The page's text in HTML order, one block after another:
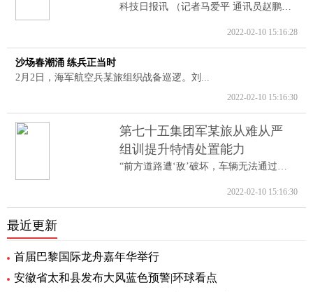
科技日报讯 （记者马爱平 通讯员赵鹏跃...
2022-02-10 15:16:28
沙场春潮涌 练兵正当时
2月2日，海军航空兵某旅组织战备巡逻。刘...
2022-02-10 15:16:30
第七十五集团军某旅从难从严
组训提升特情处置能力
“前方道路遭‘敌’破坏，车辆无法通过。...
2022-02-10 15:16:30
最近更新
首届巴黎国际龙舟嘉年华举行
安徽省太和县发布大风蓝色预警|环球看点